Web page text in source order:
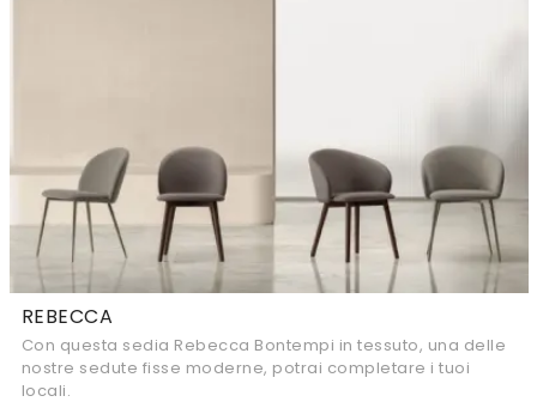
REBECCA
Con questa sedia Rebecca Bontempi in tessuto, una delle
nostre sedute fisse moderne, potrai completare i tuoi
locali.